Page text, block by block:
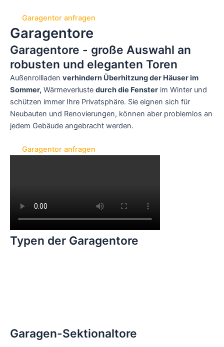
Garagentor anfragen
Garagentore
Garagentore - große Auswahl an
robusten und eleganten Toren
Außenrollladen verhindern Überhitzung der Häuser im
Sommer, Wärmeverluste durch die Fenster im Winter und
schützen immer Ihre Privatsphäre. Sie eignen sich für
Neubauten und Renovierungen, können aber problemlos an
jedem Gebäude angebracht werden.
Garagentor anfragen
Typen der Garagentore
Garagen-Sektionaltore